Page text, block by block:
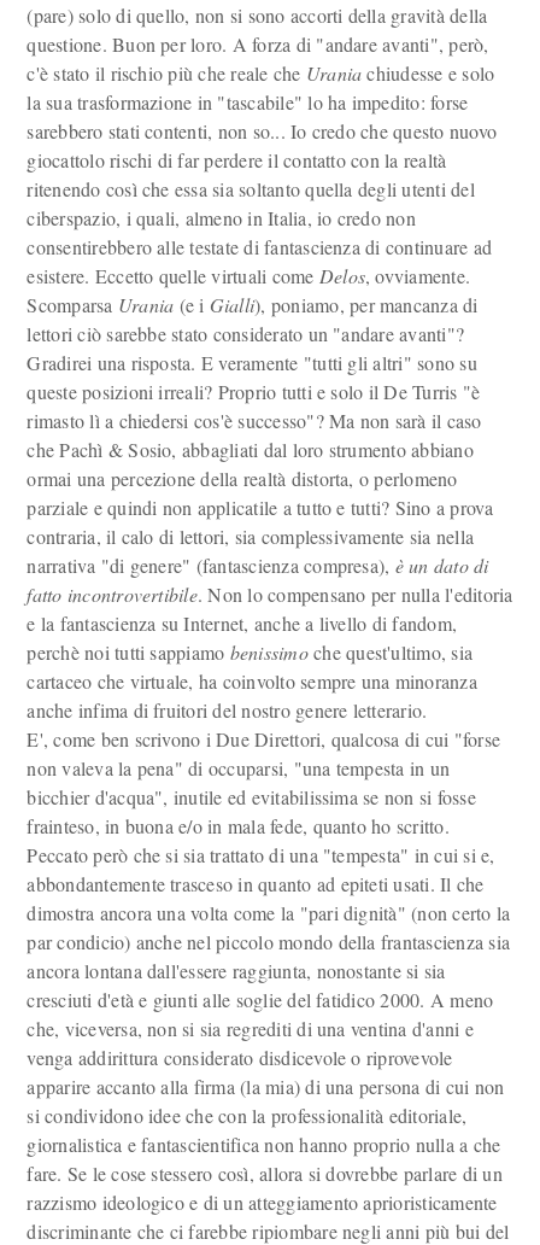
(pare) solo di quello, non si sono accorti della gravità della
questione. Buon per loro. A forza di "andare avanti", però,
c'è stato il rischio più che reale che Uraniachiudesse e solo
la sua trasformazione in "tascabile" lo ha impedito: forse
sarebbero stati contenti, non so... Io credo che questo nuovo
giocattolo rischi di far perdere il contatto con la realtà
ritenendo così che essa sia soltanto quella degli utenti del
ciberspazio, i quali, almeno in Italia, io credo non
consentirebbero alle testate di fantascienza di continuare ad
esistere. Eccetto quelle virtuali come Delos, ovviamente.
Scomparsa Urania (e i Gialli), poniamo, per mancanza di
lettori ciò sarebbe stato considerato un "andare avanti"?
Gradirei una risposta. E veramente "tutti gli altri" sono su
queste posizioni irreali? Proprio tutti e solo il De Turris "è
rimasto lì a chiedersi cos'è successo"? Ma non sarà il caso
che Pachì & Sosio, abbagliati dal loro strumento abbiano
ormai una percezione della realtà distorta, o perlomeno
parziale e quindi non applicatile a tutto e tutti? Sino a prova
contraria, il calo di lettori, sia complessivamente sia nella
narrativa "di genere" (fantascienza compresa), è un dato di
fatto incontrovertibile. Non lo compensano per nulla l'editoria
e la fantascienza su Internet, anche a livello di fandom,
perchè noi tutti sappiamo benissimoche quest'ultimo, sia
cartaceo che virtuale, ha coinvolto sempre una minoranza
anche infima di fruitori del nostro genere letterario.
E', come ben scrivono i Due Direttori, qualcosa di cui "forse
non valeva la pena" di occuparsi, "una tempesta in un
bicchier d'acqua", inutile ed evitabilissima se non si fosse
frainteso, in buona e/o in mala fede, quanto ho scritto.
Peccato però che si sia trattato di una "tempesta" in cui si e,
abbondantemente trasceso in quanto ad epiteti usati. Il che
dimostra ancora una volta come la "pari dignità" (non certo la
par condicio) anche nel piccolo mondo della frantascienza sia
ancora lontana dall'essere raggiunta, nonostante si sia
cresciuti d'età e giunti alle soglie del fatidico 2000. A meno
che, viceversa, non si sia regrediti di una ventina d'anni e
venga addirittura considerato disdicevole o riprovevole
apparire accanto alla firma (la mia) di una persona di cui non
si condividono idee che con la professionalità editoriale,
giornalistica e fantascientifica non hanno proprio nulla a che
fare. Se le cose stessero così, allora si dovrebbe parlare di un
razzismo ideologico e di un atteggiamento aprioristicamente
discriminante che ci farebbe ripiombare negli anni più bui del